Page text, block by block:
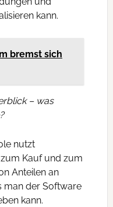
kann.
bremst sich
– was
nutzt
Kauf und zum
Anteilen an
man der Software
kann.